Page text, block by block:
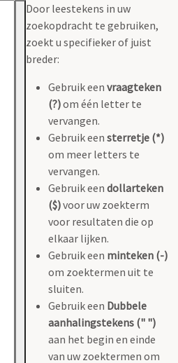
Door leestekens in uw
zoekopdracht te gebruiken,
zoekt u specifieker of juist
breder:
Gebruik een vraagteken
(?)om één letter te
vervangen.
Gebruik een sterretje (*)
om meer letters te
vervangen.
Gebruik een dollarteken
($)voor uw zoekterm
voor resultaten die op
elkaar lijken.
Gebruik een minteken (-)
om zoektermen uit te
sluiten.
Gebruik een Dubbele
aanhalingstekens (" ")
aan het begin en einde
van uw zoektermen om